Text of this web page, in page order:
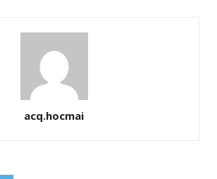
acq.hocmai